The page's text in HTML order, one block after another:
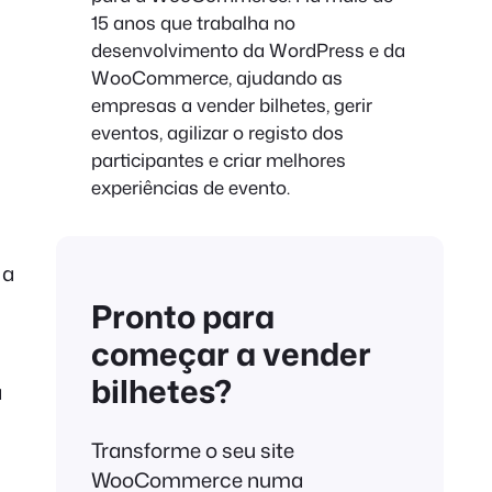
15 anos que trabalha no
desenvolvimento da WordPress e da
WooCommerce, ajudando as
empresas a vender bilhetes, gerir
eventos, agilizar o registo dos
participantes e criar melhores
experiências de evento.
Pronto para
começar a vender
bilhetes?
Transforme o seu site
WooCommerce numa